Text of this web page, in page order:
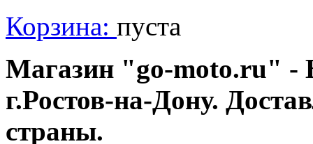
Корзина: пуста
Магазин "go-moto.ru" -
г.Ростов-на-Дону.
страны.